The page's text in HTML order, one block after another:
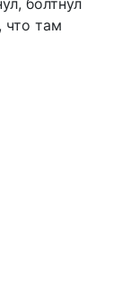
болтнул
что там